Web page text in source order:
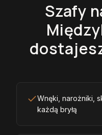
Szafy
Wnęki, narożniki,
każdą bryłą